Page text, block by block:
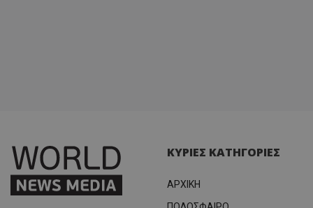
ΚΥΡΙΕΣ ΚΑΤΗΓΟΡΙΕΣ
ΑΡΧΙΚΗ